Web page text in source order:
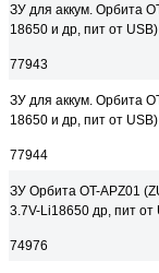
ЗУ для аккум. Орбита
18650 и др, пит от USB)
77943
ЗУ для аккум. Орбита
18650 и др, пит от USB)
77944
ЗУ Орбита OT-APZ01
3.7V-Li18650 др, пит
74976